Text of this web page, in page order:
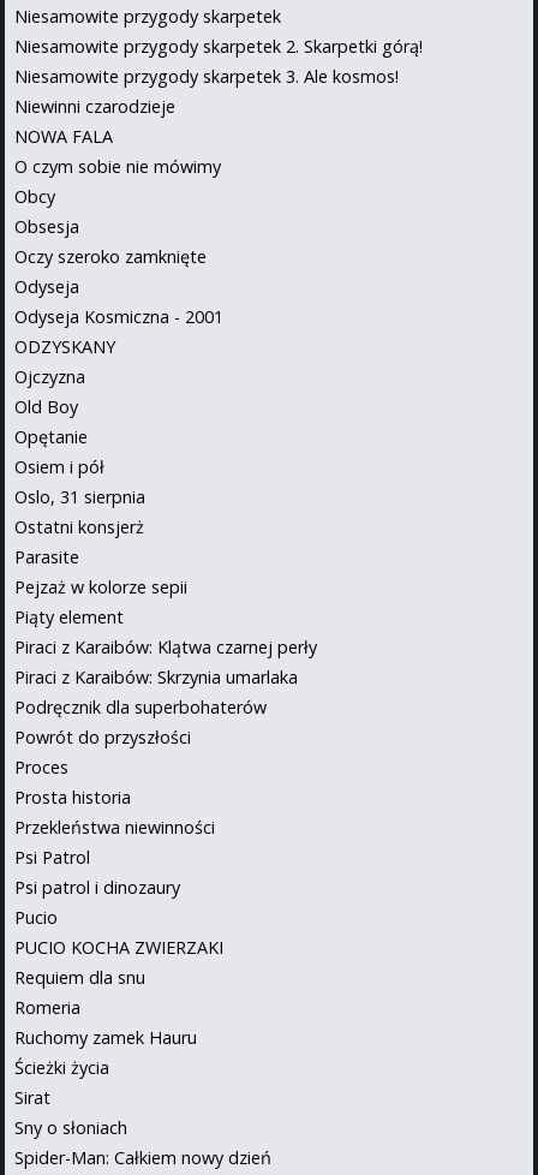
Niesamowite przygody skarpetek
Niesamowite przygody skarpetek 2. Skarpetki górą!
Niesamowite przygody skarpetek 3. Ale kosmos!
Niewinni czarodzieje
NOWA FALA
O czym sobie nie mówimy
Obcy
Obsesja
Oczy szeroko zamknięte
Odyseja
Odyseja Kosmiczna - 2001
ODZYSKANY
Ojczyzna
Old Boy
Opętanie
Osiem i pół
Oslo, 31 sierpnia
Ostatni konsjerż
Parasite
Pejzaż w kolorze sepii
Piąty element
Piraci z Karaibów: Klątwa czarnej perły
Piraci z Karaibów: Skrzynia umarlaka
Podręcznik dla superbohaterów
Powrót do przyszłości
Proces
Prosta historia
Przekleństwa niewinności
Psi Patrol
Psi patrol i dinozaury
Pucio
PUCIO KOCHA ZWIERZAKI
Requiem dla snu
Romeria
Ruchomy zamek Hauru
Ścieżki życia
Sirat
Sny o słoniach
Spider-Man: Całkiem nowy dzień